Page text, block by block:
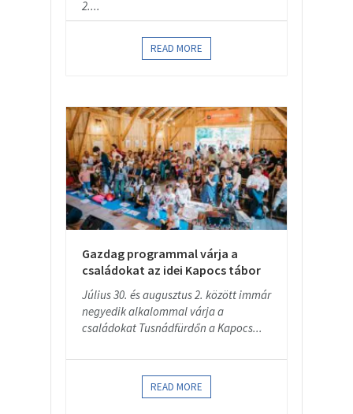
2....
READ MORE
Gazdag programmal várja a
családokat az idei Kapocs tábor
Július 30. és augusztus 2. között immár
negyedik alkalommal várja a
családokat Tusnádfürdőn a Kapocs...
READ MORE